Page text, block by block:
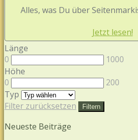
Alles, was Du über
Jetzt lesen!
Länge
0
1000
Höhe
0
200
Typ
Filter zurücksetzen
Filtern
Neueste Beiträge